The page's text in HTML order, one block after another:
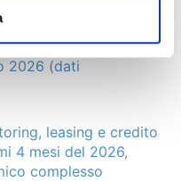
2026 (dati
leasing e credito
4 mesi del 2026,
complesso